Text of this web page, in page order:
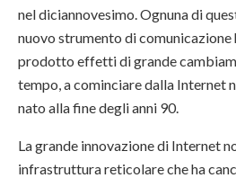
nel diciannovesimo. Ognuna di
nuovo strumento di
prodotto effetti di grande
tempo, a cominciare dalla Internet
nato alla fine degli anni 90.
La grande innovazione di Internet
infrastruttura reticolare che ha